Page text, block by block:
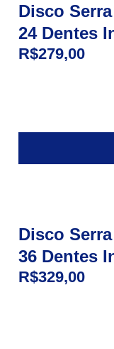
Disco
24 Dentes
R$279,00
Disco
36 Dentes
R$329,00